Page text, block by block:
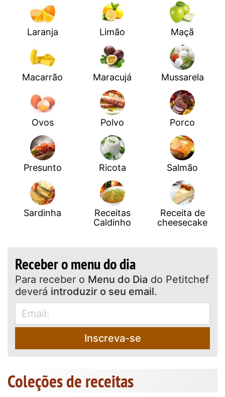
Laranja Limão Maçã
Macarrão Maracujá Mussarela
Ovos Polvo Porco
Presunto Ricota Salmão
Sardinha
Receitas
Caldinho
Receita de
cheesecake
Receber o menu do dia
Para receber o Menu do Dia do Petitchef
deverá introduzir o seu email.
Inscreva-se
Coleções de receitas